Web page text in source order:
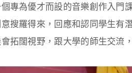
專為優才而設的音樂創作入門
搜羅得來，回應和認同學生有
拓闊視野，跟大學的師生交流